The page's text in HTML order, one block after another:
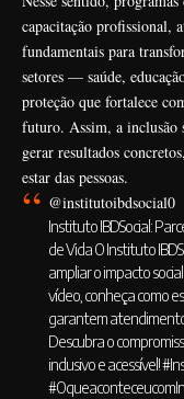
capacitação profissional,
fundamentais para
setores — saúde,
proteção que fortalece
futuro. Assim, a inclusão
gerar resultados
estar das pessoas.
@institutoibdsocial0
Instituto IBDSocial:
de Vida O Instituto
ampliar o impacto
vídeo, conheça como
garantem
Descubra o
inclusivo e acessível!